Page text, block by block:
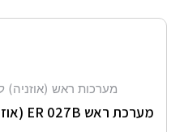
מערכות ראש (אוזניה)
מערכת ראש ER 027B (אוזניות) לטלפון